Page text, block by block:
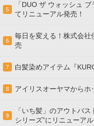
5
「DUO ザ ウォッシュ
てリニューアル発売！
6
毎日を変える！株式会社
売
7 白髪染めアイテム『
8 アイリスオーヤマからホ
9
「いち髪」のアウトバ
シリーズ”にリニューアル